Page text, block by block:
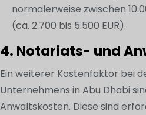
normalerweise zwischen
(ca. 2.700 bis 5.500 EUR).
4. Notariats- und
Ein weiterer Kostenfaktor bei
Unternehmens in Abu Dhabi
Anwaltskosten. Diese sind